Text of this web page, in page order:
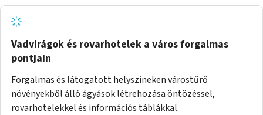
Vadvirágok és rovarhotelek a város forgalmas
pontjain
Forgalmas és látogatott helyszíneken várostűrő
növényekből álló ágyások létrehozása öntözéssel,
rovarhotelekkel és információs táblákkal.